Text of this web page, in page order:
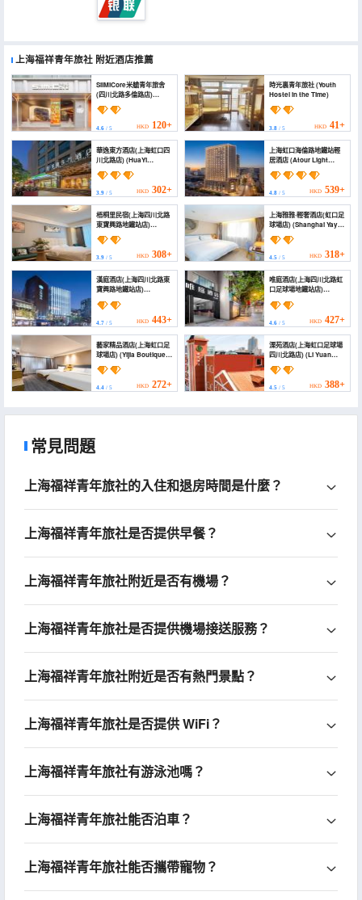
上海福祥青年旅社 附近酒店推薦
SilMiCore米艙青年旅舍
(四川北路多倫路店)
(SilMiCore Hostel)
4.6 / 5 HKD 120+
時光裏青年旅社 (Youth
Hostel in the Time)
3.8/ 5 HKD 41+
華逸東方酒店(上海虹口四
川北路店) (HuaYi
Eastern Hotel
(Shanghai Hongkou
North Sichuan Road))
3.9 / 5 HKD 302+
上海虹口海倫路地鐵站輕
居酒店 (Atour Light
Hotel Shanghai
Hongkou Hailun Road
Metro Station)
4.8/ 5 HKD 539+
梧桐里民宿(上海四川北路
東寶興路地鐵站店)
(Wutongli Homestay
(Shanghai North
Sichuan Road
Dongbaoxing Road
Subway Station))
3.9 / 5 HKD 308+
上海雅雅·輕奢酒店(虹口足
球場店) (Shanghai Yaya
Light Luxury Hotel
(Hongkou Football
Stadium))
4.5/ 5 HKD 318+
漢庭酒店(上海四川北路東
寶興路地鐵站店)
(HanTing Hotel
(Shanghai North
Sichuan Road
Dongbaoxing Road
Subway Station))
4.7 / 5 HKD 443+
唯庭酒店(上海四川北路虹
口足球場地鐵站店)
(Waiting Hotel
(Shanghai Sichuan
North Road&Hongkou
Football Stadium))
4.6/ 5 HKD 427+
藝家精品酒店(上海虹口足
球場店) (Yijia Boutique
Hotel (Shanghai
Hongkou Football
Stadium))
4.4 / 5 HKD 272+
溧苑酒店(上海虹口足球場
四川北路店) (Li Yuan
Hotel (Shanghai
Hongkou Soccer
Stadium Store))
4.5/ 5 HKD 388+
常見問題
上海福祥青年旅社的入住和退房時間是什麼？
上海福祥青年旅社是否提供早餐？
上海福祥青年旅社附近是否有機場？
上海福祥青年旅社是否提供機場接送服務？
上海福祥青年旅社附近是否有熱門景點？
上海福祥青年旅社是否提供 WiFi？
上海福祥青年旅社有游泳池嗎？
上海福祥青年旅社能否泊車？
上海福祥青年旅社能否攜帶寵物？